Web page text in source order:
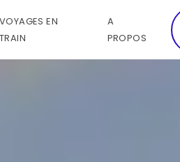
VOYAGES EN
TRAIN
A
PROPOS